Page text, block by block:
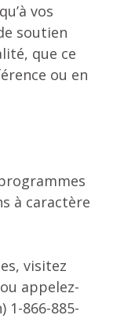
vos
soutien
que ce
ou en
à caractère
visitez
appelez-
1-866-885-